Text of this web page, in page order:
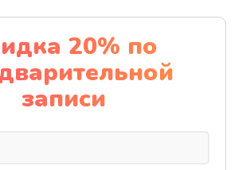
Заказать
Чистка от пыли
1060 руб.
Заказать
20% по
записи